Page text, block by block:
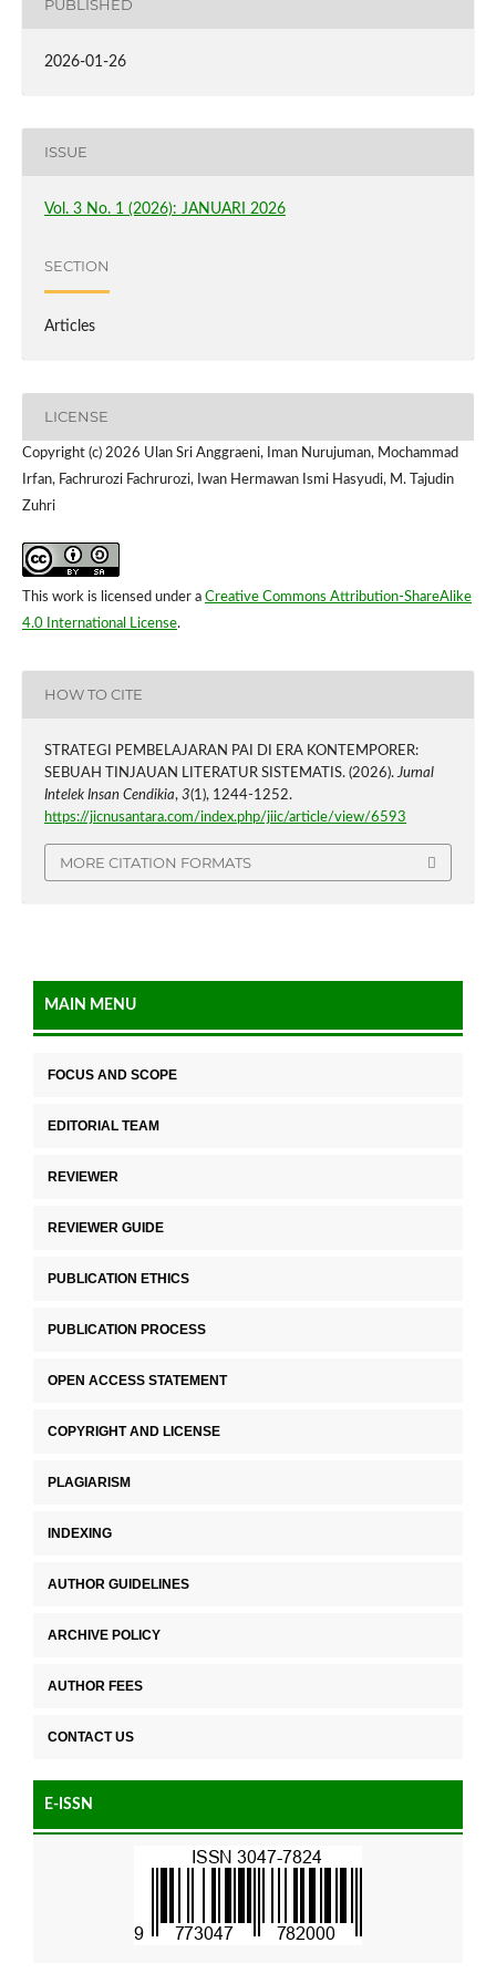
PUBLISHED
2026-01-26
ISSUE
Vol. 3 No. 1 (2026): JANUARI 2026
SECTION
Articles
LICENSE
Copyright (c) 2026 Ulan Sri Anggraeni, Iman Nurujuman, Mochammad
Irfan, Fachrurozi Fachrurozi, Iwan Hermawan Ismi Hasyudi, M. Tajudin
Zuhri
This work is licensed under a Creative Commons Attribution-ShareAlike
4.0 International License.
HOW TO CITE
STRATEGI PEMBELAJARAN PAI DI ERA KONTEMPORER:
SEBUAH TINJAUAN LITERATUR SISTEMATIS. (2026).Jurnal
Intelek Insan Cendikia, 3(1), 1244-1252.
https://jicnusantara.com/index.php/jiic/article/view/6593
MORE CITATION FORMATS
MAIN MENU
FOCUS AND SCOPE
EDITORIAL TEAM
REVIEWER
REVIEWER GUIDE
PUBLICATION ETHICS
PUBLICATION PROCESS
OPEN ACCESS STATEMENT
COPYRIGHT AND LICENSE
PLAGIARISM
INDEXING
AUTHOR GUIDELINES
ARCHIVE POLICY
AUTHOR FEES
CONTACT US
E-ISSN